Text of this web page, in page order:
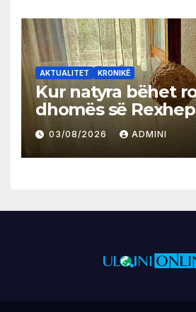
AKTUALITET KRONIKË
Kur natyra bëhet
dhomës së
03/08/2026 ADMINI